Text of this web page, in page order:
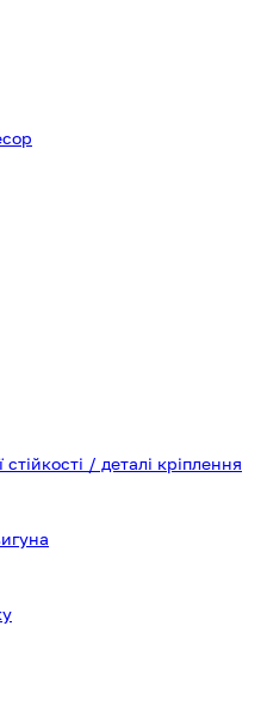
/ деталі кріплення